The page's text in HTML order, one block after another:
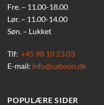
Fre. – 11.00-18.00
Lør. – 11.00-14.00
Søn. – Lukket
Tlf: +45 98 10 23 03
E-mail: info@caboon.dk
POPULÆRE SIDER